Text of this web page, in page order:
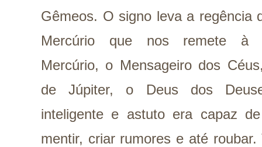
Gêmeos. O signo leva a regência
Mercúrio que nos remete à
Mercúrio, o Mensageiro dos
de Júpiter, o Deus dos
inteligente e astuto era capaz
mentir, criar rumores e até roubar.